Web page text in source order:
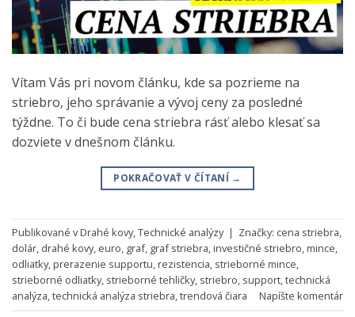
Vítam Vás pri novom článku, kde sa pozrieme na
striebro, jeho správanie a vývoj ceny za posledné
týždne. To či bude cena striebra rásť alebo klesať sa
dozviete v dnešnom článku.
POKRAČOVAŤ V ČÍTANÍ →
Publikované vDrahé kovy,Technické analýzy | Značky: cena striebra,
dolár, drahé kovy, euro, graf, graf striebra,investičné striebro,mince,
odliatky,prerazenie supportu,rezistencia, strieborné mince,
strieborné odliatky, strieborné tehličky, striebro, support,technická
analýza,technická analýza striebra,trendová čiara Napíšte komentár